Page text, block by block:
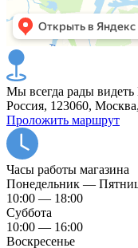
Мы всегда рады видеть
Россия, 123060,
Проложить маршрут
Часы работы магазина
Понедельник —
10:00 — 18:00
Суббота
10:00 — 16:00
Воскресенье